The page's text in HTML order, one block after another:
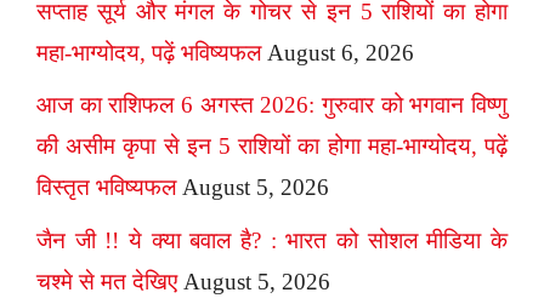
सप्ताह सूर्य और मंगल के गोचर से इन 5 राशियों का होगा
महा-भाग्योदय, पढ़ें भविष्यफल August 6, 2026
आज का राशिफल 6 अगस्त 2026: गुरुवार को भगवान विष्णु
की असीम कृपा से इन 5 राशियों का होगा महा-भाग्योदय, पढ़ें
विस्तृत भविष्यफल August 5, 2026
जैन जी !! ये क्या बवाल है? : भारत को सोशल मीडिया के
चश्मे से मत देखिए August 5, 2026